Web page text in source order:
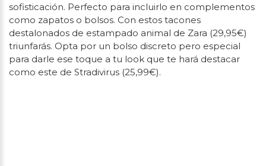
sofisticación. Perfecto para incluirlo en complementos
como zapatos o bolsos. Con estos tacones
destalonados de estampado animal de Zara (29,95€)
triunfarás. Opta por un bolso discreto pero especial
para darle ese toque a tu look que te hará destacar
como este de Stradivirus (25,99€).